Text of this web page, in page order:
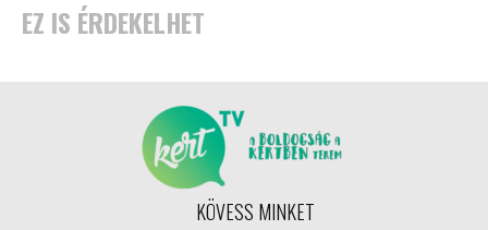
EZ IS ÉRDEKELHET
KÖVESS MINKET